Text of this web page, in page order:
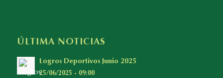
ÚLTIMA NOTICIAS
Logros Deportivos Junio 2025
25/06/2025 - 09:00